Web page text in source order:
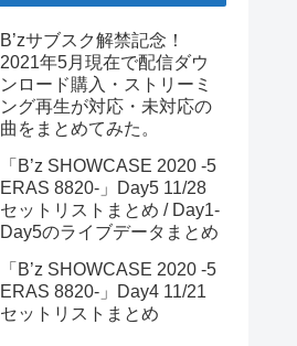
B’zサブスク解禁記念！
2021年5月現在で配信ダウ
ンロード購入・ストリーミ
ング再生が対応・未対応の
曲をまとめてみた。
「B’z SHOWCASE 2020 -5
ERAS 8820-」Day5 11/28
セットリストまとめ / Day1-
Day5のライブデータまとめ
「B’z SHOWCASE 2020 -5
ERAS 8820-」Day4 11/21
セットリストまとめ